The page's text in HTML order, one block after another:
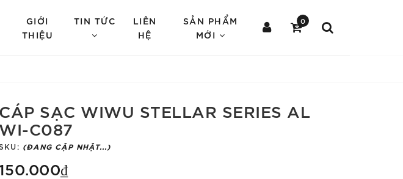
GIỚI
THIỆU
TIN TỨC
LIÊN
HỆ
SẢN PHẨM
MỚI
0
CÁP SẠC WIWU STELLAR SERIES AL
WI-C087
SKU: (ĐANG CẬP NHẬT...)